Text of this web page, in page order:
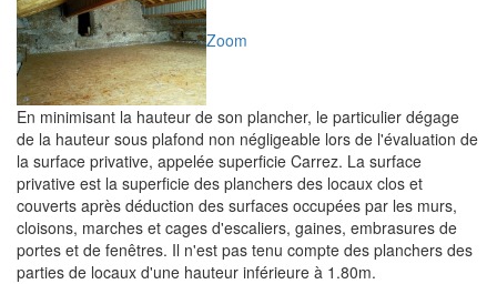
Zoom
En minimisant la hauteur de son plancher, le particulier dégage
de la hauteur sous plafond non négligeable lors de l'évaluation de
la surface privative, appelée superficie Carrez. La surface
privative est la superficie des planchers des locaux clos et
couverts après déduction des surfaces occupées par les murs,
cloisons, marches et cages d'escaliers, gaines, embrasures de
portes et de fenêtres. Il n'est pas tenu compte des planchers des
parties de locaux d'une hauteur inférieure à 1.80m.